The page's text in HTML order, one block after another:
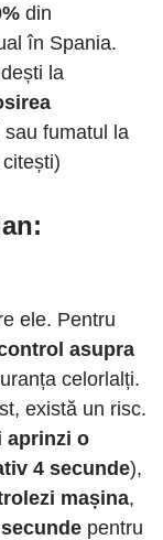
din
în Spania.
la
fumatul la
:
ele. Pentru
asupra
celorlalți.
există un risc.
aprinzi o
4 secunde),
mașina,
pentru